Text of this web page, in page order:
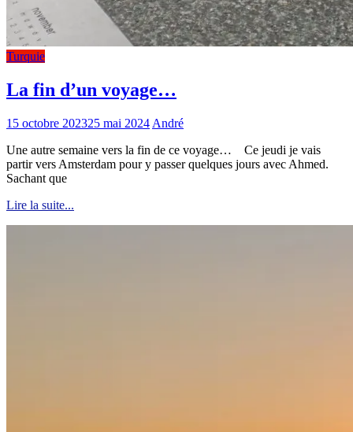
Turquie
La fin d’un voyage…
15 octobre 202325 mai 2024 André
Une autre semaine vers la fin de ce voyage… Ce jeudi je vais
partir vers Amsterdam pour y passer quelques jours avec Ahmed.
Sachant que
Lire la suite...